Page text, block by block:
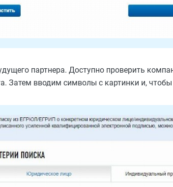
партнера. Доступно проверить
Затем вводим символы с картинки и,